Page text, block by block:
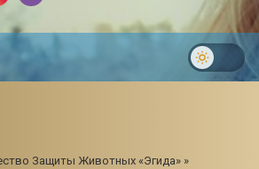
Защиты Животных «Эгида» »